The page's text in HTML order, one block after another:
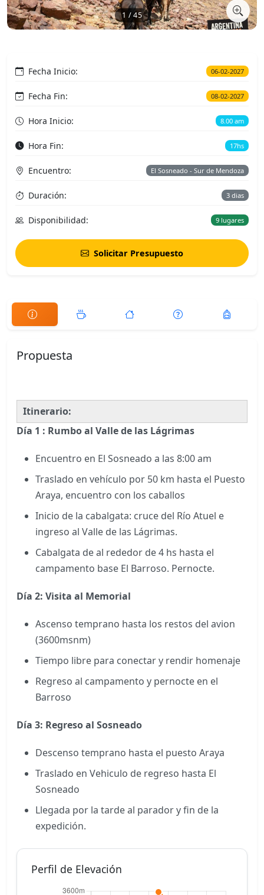
1 / 45
Fecha Inicio: 06-02-2027
Fecha Fin: 08-02-2027
Hora Inicio: 8.00 am
Hora Fin: 17hs
Encuentro: El Sosneado - Sur de Mendoza
Duración: 3 dias
Disponibilidad: 9 lugares
Solicitar Presupuesto
Propuesta
Itinerario:
Día 1 : Rumbo al Valle de las Lágrimas
Encuentro en El Sosneado a las 8:00 am
Traslado en vehículo por 50 km hasta el Puesto
Araya, encuentro con los caballos
Inicio de la cabalgata: cruce del Río Atuel e
ingreso al Valle de las Lágrimas.
Cabalgata de al rededor de 4 hs hasta el
campamento base El Barroso. Pernocte.
Día 2: Visita al Memorial
Ascenso temprano hasta los restos del avion
(3600msnm)
Tiempo libre para conectar y rendir homenaje
Regreso al campamento y pernocte en el
Barroso
Día 3: Regreso al Sosneado
Descenso temprano hasta el puesto Araya
Traslado en Vehiculo de regreso hasta El
Sosneado
Llegada por la tarde al parador y fin de la
expedición.
Perfil de Elevación